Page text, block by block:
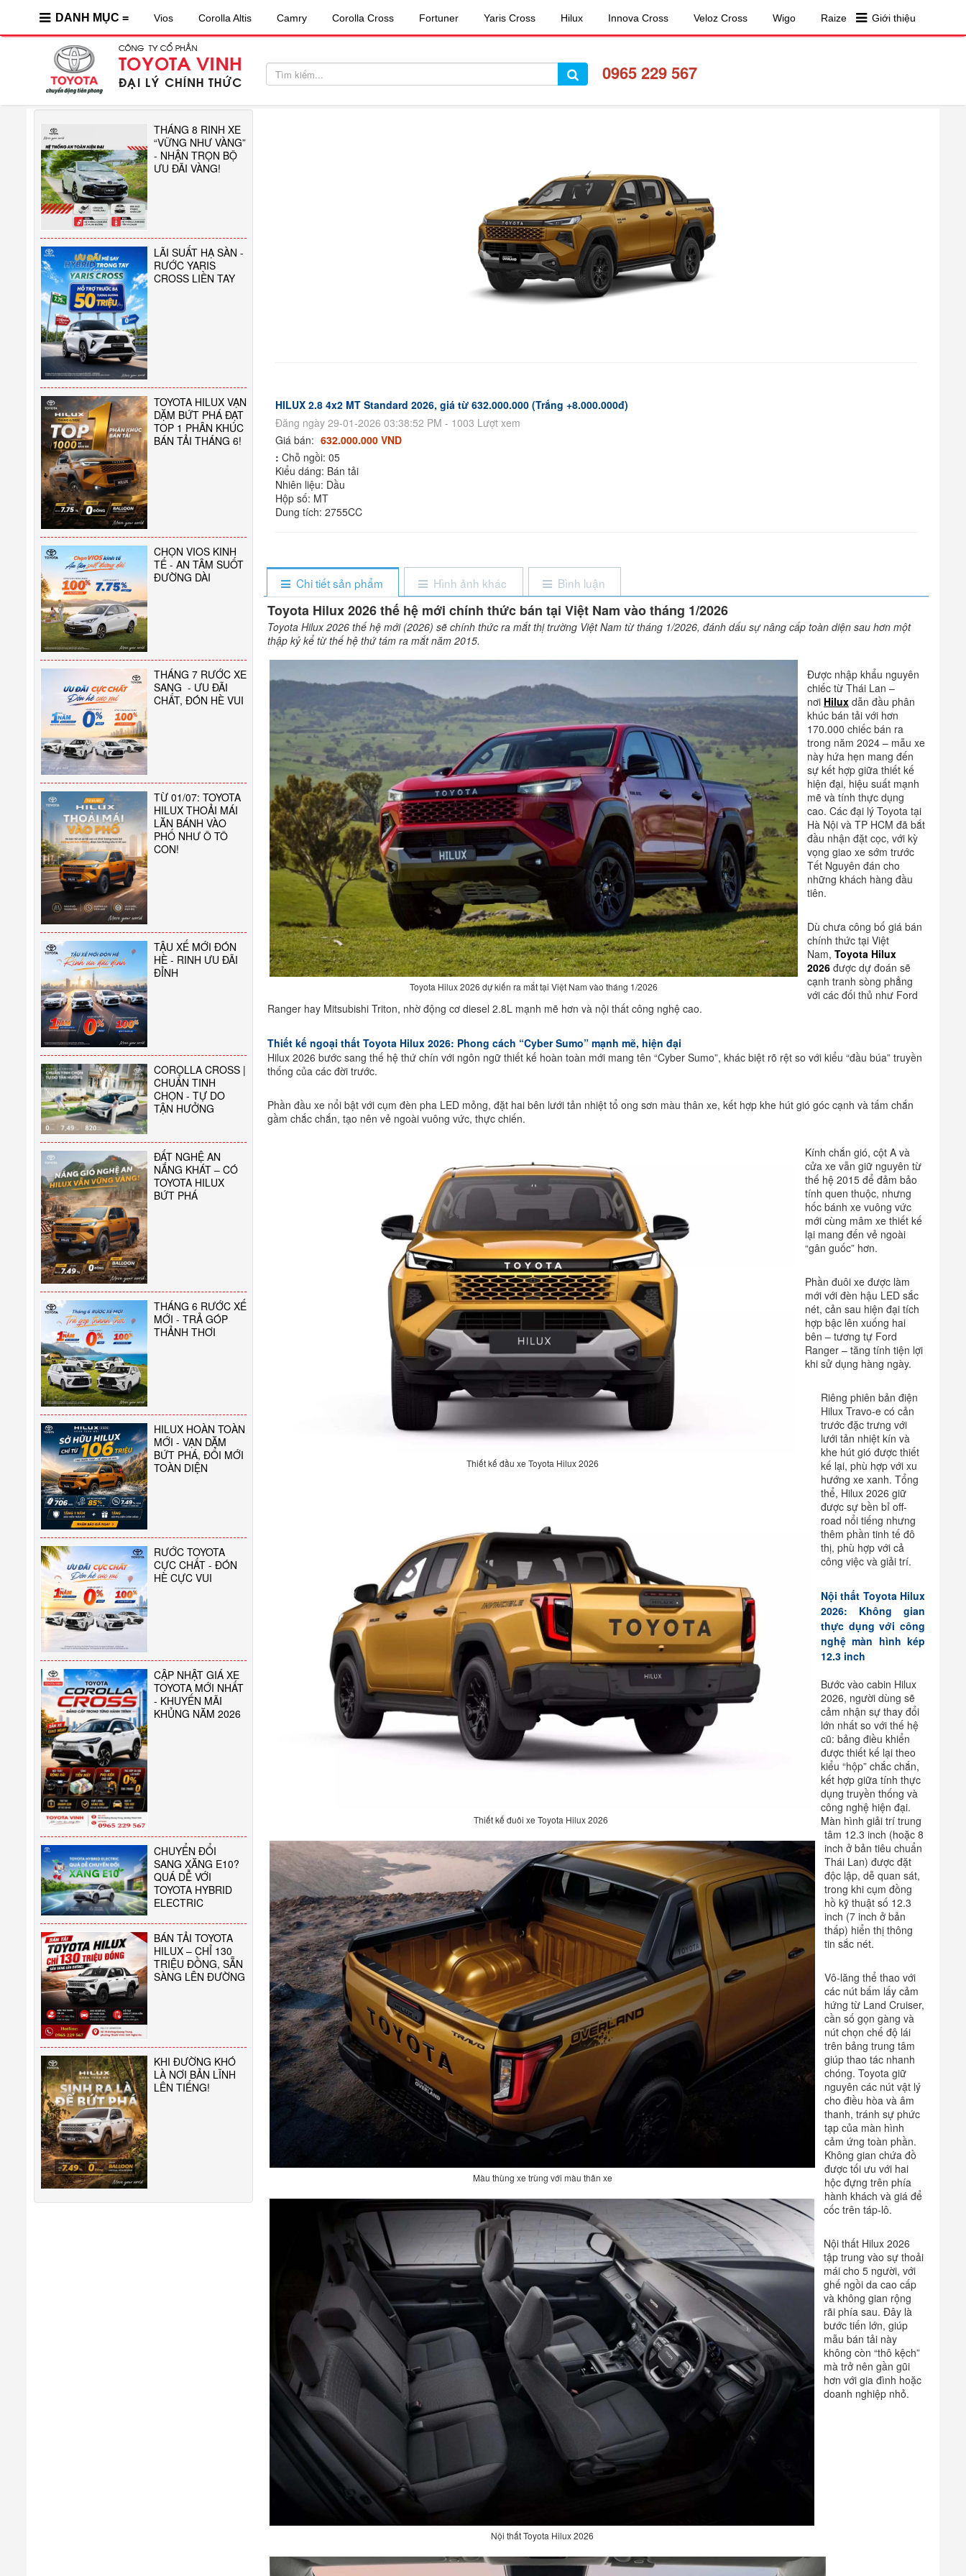
DANH MỤC = Vios Corolla Altis Camry Corolla Cross Fortuner Yaris Cross Hilux Innova Cross Veloz Cross Wigo Raize Giới thiệu
0965 229 567
HILUX 2.8 4x2 MT Standard 2026, giá từ 632.000.000 (Trắng +8.000.000đ)
Đăng ngày 29-01-2026 03:38:52 PM - 1003 Lượt xem
Giá bán: 632.000.000 VND
: Chỗ ngồi: 05
Kiểu dáng: Bán tải
Nhiên liệu: Dầu
Hộp số: MT
Dung tích: 2755CC
Chi tiết sản phẩm Hình ảnh khác Bình luận
Toyota Hilux 2026 thế hệ mới chính thức bán tại Việt Nam vào tháng 1/2026
Toyota Hilux 2026 thế hệ mới (2026) sẽ chính thức ra mắt thị trường Việt Nam từ tháng 1/2026, đánh dấu sự nâng cấp toàn diện sau hơn một
thập kỷ kể từ thế hệ thứ tám ra mắt năm 2015.
Toyota Hilux 2026 dự kiến ra mắt tại Việt Nam vào tháng 1/2026
Được nhập khẩu nguyên
chiếc từ Thái Lan –
nơi Hilux dẫn đầu phân
khúc bán tải với hơn
170.000 chiếc bán ra
trong năm 2024 – mẫu xe
này hứa hẹn mang đến
sự kết hợp giữa thiết kế
hiện đại, hiệu suất mạnh
mẽ và tính thực dụng
cao. Các đại lý Toyota tại
Hà Nội và TP HCM đã bắt
đầu nhận đặt cọc, với kỳ
vọng giao xe sớm trước
Tết Nguyên đán cho
những khách hàng đầu
tiên.
Dù chưa công bố giá bán
chính thức tại Việt
Nam, Toyota Hilux
2026 được dự đoán sẽ
cạnh tranh sòng phẳng
với các đối thủ như Ford
Ranger hay Mitsubishi Triton, nhờ động cơ diesel 2.8L mạnh mẽ hơn và nội thất công nghệ cao.
Thiết kế ngoại thất Toyota Hilux 2026: Phong cách “Cyber Sumo” mạnh mẽ, hiện đại
Hilux 2026 bước sang thế hệ thứ chín với ngôn ngữ thiết kế hoàn toàn mới mang tên “Cyber Sumo”, khác biệt rõ rệt so với kiểu “đầu búa” truyền
thống của các đời trước.
Phần đầu xe nổi bật với cụm đèn pha LED mỏng, đặt hai bên lưới tản nhiệt tổ ong sơn màu thân xe, kết hợp khe hút gió góc cạnh và tấm chắn
gầm chắc chắn, tạo nên vẻ ngoài vuông vức, thực chiến.
Thiết kế đầu xe Toyota Hilux 2026
Kính chắn gió, cột A và
cửa xe vẫn giữ nguyên từ
thế hệ 2015 để đảm bảo
tính quen thuộc, nhưng
hốc bánh xe vuông vức
mới cùng mâm xe thiết kế
lại mang đến vẻ ngoài
“gân guốc” hơn.
Phần đuôi xe được làm
mới với đèn hậu LED sắc
nét, cản sau hiện đại tích
hợp bậc lên xuống hai
bên – tương tự Ford
Ranger – tăng tính tiện lợi
khi sử dụng hàng ngày.
Thiết kế đuôi xe Toyota Hilux 2026
Màu thùng xe trùng với màu thân xe
Riêng phiên bản điện
Hilux Travo-e có cản
trước đặc trưng với
lưới tản nhiệt kín và
khe hút gió được thiết
kế lại, phù hợp với xu
hướng xe xanh. Tổng
thể, Hilux 2026 giữ
được sự bền bỉ off-
road nổi tiếng nhưng
thêm phần tinh tế đô
thị, phù hợp với cả
công việc và giải trí.
Nội thất Toyota Hilux
2026: Không gian
thực dụng với công
nghệ màn hình kép
12.3 inch
Nội thất Toyota Hilux 2026
Bước vào cabin Hilux
2026, người dùng sẽ
cảm nhận sự thay đổi
lớn nhất so với thế hệ
cũ: bảng điều khiển
được thiết kế lại theo
kiểu “hộp” chắc chắn,
kết hợp giữa tính thực
dụng truyền thống và
công nghệ hiện đại.
Màn hình giải trí trung
tâm 12.3 inch (hoặc 8
inch ở bản tiêu chuẩn
Thái Lan) được đặt
độc lập, dễ quan sát,
trong khi cụm đồng
hồ kỹ thuật số 12.3
inch (7 inch ở bản
thấp) hiển thị thông
tin sắc nét.
Vô-lăng thể thao với
các nút bấm lấy cảm
hứng từ Land Cruiser,
cần số gọn gàng và
nút chọn chế độ lái
trên bảng trung tâm
giúp thao tác nhanh
chóng. Toyota giữ
nguyên các nút vật lý
cho điều hòa và âm
thanh, tránh sự phức
tạp của màn hình
cảm ứng toàn phần.
Không gian chứa đồ
được tối ưu với hai
hộc đựng trên phía
hành khách và giá để
cốc trên táp-lô.
Nội thất Hilux 2026
tập trung vào sự thoải
mái cho 5 người, với
ghế ngồi da cao cấp
và không gian rộng
rãi phía sau. Đây là
bước tiến lớn, giúp
mẫu bán tải này
không còn “thô kệch”
mà trở nên gần gũi
hơn với gia đình hoặc
doanh nghiệp nhỏ.
THÁNG 8 RINH XE
“VỮNG NHƯ VÀNG”
- NHẬN TRỌN BỘ
ƯU ĐÃI VÀNG!
LÃI SUẤT HẠ SÀN -
RƯỚC YARIS
CROSS LIỀN TAY
TOYOTA HILUX VẠN
DẶM BỨT PHÁ ĐẠT
TOP 1 PHÂN KHÚC
BÁN TẢI THÁNG 6!
CHỌN VIOS KINH
TẾ - AN TÂM SUỐT
ĐƯỜNG DÀI
THÁNG 7 RƯỚC XE
SANG - ƯU ĐÃI
CHẤT, ĐÓN HÈ VUI
TỪ 01/07: TOYOTA
HILUX THOẢI MÁI
LĂN BÁNH VÀO
PHỐ NHƯ Ô TÔ
CON!
TẬU XẾ MỚI ĐÓN
HÈ - RINH ƯU ĐÃI
ĐỈNH
COROLLA CROSS |
CHUẨN TINH
CHỌN - TỰ DO
TẬN HƯỞNG
ĐẤT NGHỆ AN
NẮNG KHÁT – CÓ
TOYOTA HILUX
BỨT PHÁ
THÁNG 6 RƯỚC XẾ
MỚI - TRẢ GÓP
THẢNH THƠI
HILUX HOÀN TOÀN
MỚI - VẠN DẶM
BỨT PHÁ, ĐỔI MỚI
TOÀN DIỆN
RƯỚC TOYOTA
CỰC CHẤT - ĐÓN
HÈ CỰC VUI
CẬP NHẬT GIÁ XE
TOYOTA MỚI NHẤT
- KHUYẾN MÃI
KHỦNG NĂM 2026
CHUYỂN ĐỔI
SANG XĂNG E10?
QUÁ DỄ VỚI
TOYOTA HYBRID
ELECTRIC
BÁN TẢI TOYOTA
HILUX – CHỈ 130
TRIỆU ĐỒNG, SẴN
SÀNG LÊN ĐƯỜNG
KHI ĐƯỜNG KHÓ
LÀ NƠI BẢN LĨNH
LÊN TIẾNG!